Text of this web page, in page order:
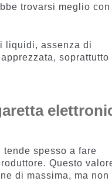
trovarsi meglio con
liquidi, assenza di
soprattutto
tende spesso a fare
Questo
di massima, ma non